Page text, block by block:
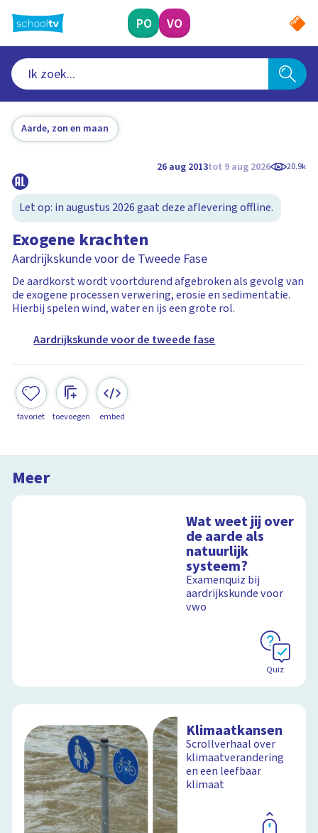
naar
hoofdinhoud
PO VO
Aarde, zon en maan
26 aug 2013tot 9 aug 2026 20.9k
Let op: in augustus 2026 gaat deze aflevering offline.
Exogene krachten
Aardrijkskunde voor de Tweede Fase
De aardkorst wordt voortdurend afgebroken als gevolg van
de exogene processen verwering, erosie en sedimentatie.
Hierbij spelen wind, water en ijs een grote rol.
Aardrijkskunde voor de tweede fase
favoriet toevoegen embed
Meer
Wat weet jij over
de aarde als
natuurlijk
systeem?
Examenquiz bij
aardrijkskunde voor
vwo
Quiz
Klimaatkansen
Scrollverhaal over
klimaatverandering
en een leefbaar
klimaat